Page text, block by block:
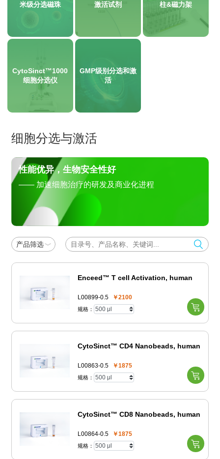
米级分选磁珠
激活试剂
柱&磁力架
CytoSinct™1000
细胞分选仪
GMP级别分选和激
活
细胞分选与激活
性能优异，生物安全性好
—— 加速细胞治疗的研发及商业化进程
产品筛选
Enceed™ T cell Activation, human
L00899-0.5 ￥2100
规格：
CytoSinct™ CD4 Nanobeads, human
L00863-0.5 ￥1875
规格：
CytoSinct™ CD8 Nanobeads, human
L00864-0.5 ￥1875
规格：